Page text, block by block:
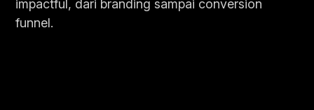
impactful, dari branding sampai conversion
funnel.